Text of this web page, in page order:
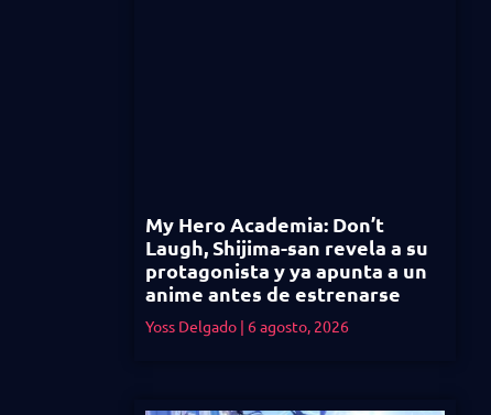
My Hero Academia: Don’t
Laugh, Shijima-san revela a su
protagonista y ya apunta a un
anime antes de estrenarse
Yoss Delgado 6 agosto, 2026